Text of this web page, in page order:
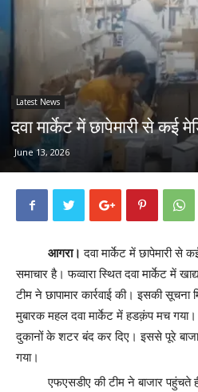
Latest News
दवा मार्केट में छापेमारी से कई
June 13, 2026
आगरा। दवा मार्केट में छापेमारी से
समाचार है। फव्वारा स्थित दवा मार्केट में
टीम ने छापामार कार्रवाई की। इसकी सूचना
मुबारक महल दवा मार्केट में हडक़ंप मच गया।
दुकानों के शटर बंद कर दिए। इससे पूरे
गया।
एफएसडीए की टीम ने बाजार पहुंचते